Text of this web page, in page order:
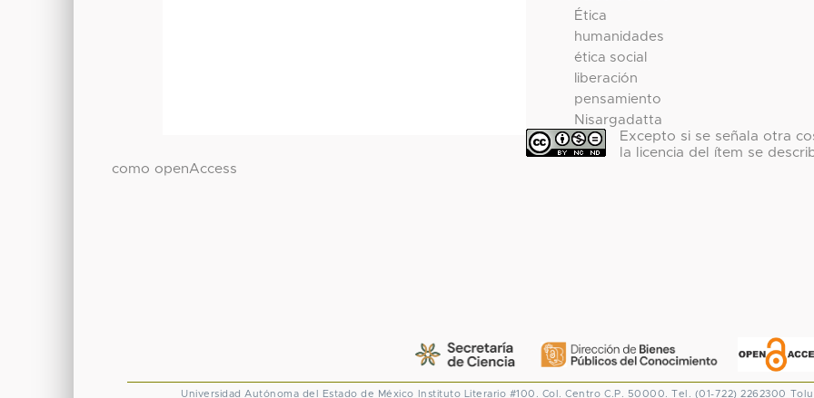
Ética
humanidades
ética social
liberación
pensamiento
Nisargadatta
Excepto si se señala otra
la licencia del ítem se
como openAccess
Universidad Autónoma del Estado de México Instituto Literario #100. Col. Centro C.P. 50000. Tel. (01-722) 2262300